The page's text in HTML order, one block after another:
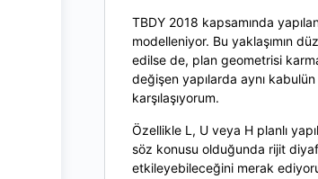
TBDY 2018 kapsamında
modelleniyor. Bu yaklaşımın
edilse de, plan geometrisi
değişen yapılarda aynı
karşılaşıyorum.
Özellikle L, U veya H planlı
söz konusu olduğunda rijit
etkileyebileceğini merak